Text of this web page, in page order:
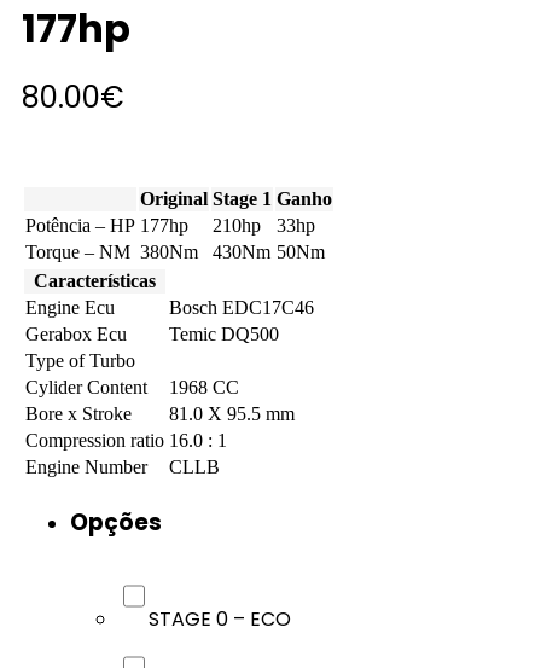
177hp
80.00€
Original Stage 1 Ganho
Potência – HP 177hp 210hp
33hp
Torque – NM 380Nm 430Nm 50Nm
Características
Engine Ecu
Bosch EDC17C46
Gerabox Ecu
Temic DQ500
Type of Turbo
Cylider Content
1968 CC
Bore x Stroke
81.0 X 95.5 mm
Compression ratio 16.0 : 1
Engine Number
CLLB
Opções
STAGE 0 – ECO